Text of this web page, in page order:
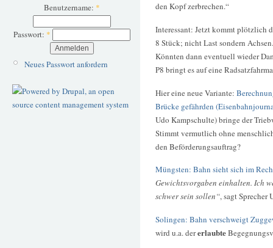
Benutzername: *
Passwort: *
Neues Passwort anfordern
den Kopf zerbrechen.“
Interessant: Jetzt kommt plötzlich
8 Stück; nicht Last sondern Achsen.
Könnten dann eventuell wieder
P8 bringt es auf eine
Hier eine neue Variante:
Brücke gefährden
Udo Kampschulte) bringe der
Stimmt vermutlich ohne
den Beförderungsauftrag?
Müngsten: Bahn sieht sich im
Gewichtsvorgaben einhalten. Ich
schwer sein sollen“, sagt Sprecher
Solingen: Bahn verschweigt
wird u.a. dererlaubte